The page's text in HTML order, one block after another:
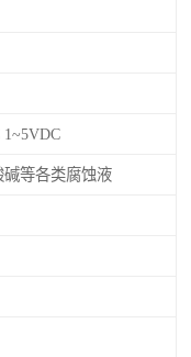
1~5VDC
等各类腐蚀液